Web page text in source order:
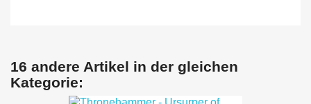
16 andere Artikel in der gleichen
Kategorie: